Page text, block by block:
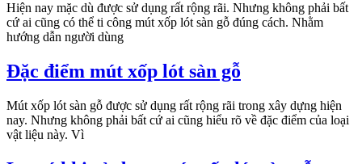
Hiện nay mặc dù được sử dụng rất rộng rãi. Nhưng không phải bất
cứ ai cũng có thể ti công mút xốp lót sàn gỗ đúng cách. Nhằm
hướng dẫn người dùng
Đặc điểm mút xốp lót sàn gỗ
Mút xốp lót sàn gỗ được sử dụng rất rộng rãi trong xây dựng hiện
nay. Nhưng không phải bất cứ ai cũng hiểu rõ về đặc điểm của loại
vật liệu này. Vì